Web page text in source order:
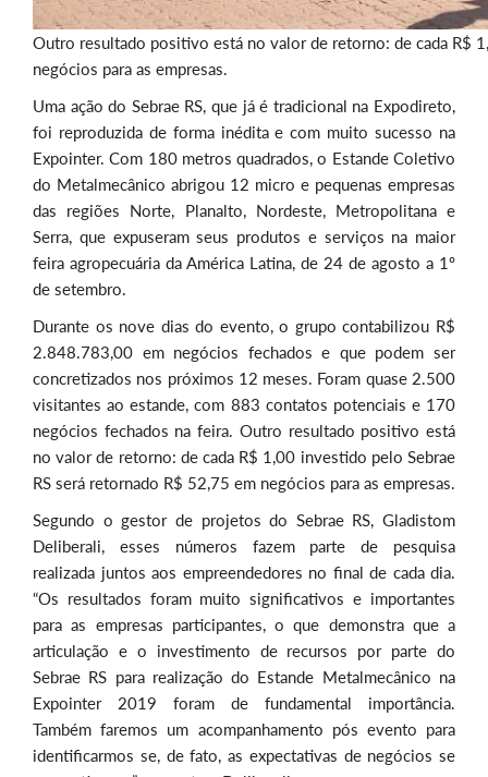
Outro resultado positivo está no valor de retorno: de cada R$
negócios para as empresas.
Uma ação do Sebrae RS, que já é tradicional na Expodireto,
foi reproduzida de forma inédita e com muito sucesso na
Expointer. Com 180 metros quadrados, o Estande Coletivo
do Metalmecânico abrigou 12 micro e pequenas empresas
das regiões Norte, Planalto, Nordeste, Metropolitana e
Serra, que expuseram seus produtos e serviços na maior
feira agropecuária da América Latina, de 24 de agosto a 1º
de setembro.
Durante os nove dias do evento, o grupo contabilizou R$
2.848.783,00 em negócios fechados e que podem ser
concretizados nos próximos 12 meses. Foram quase 2.500
visitantes ao estande, com 883 contatos potenciais e 170
negócios fechados na feira. Outro resultado positivo está
no valor de retorno: de cada R$ 1,00 investido pelo Sebrae
RS será retornado R$ 52,75 em negócios para as empresas.
Segundo o gestor de projetos do Sebrae RS, Gladistom
Deliberali, esses números fazem parte de pesquisa
realizada juntos aos empreendedores no final de cada dia.
“Os resultados foram muito significativos e importantes
para as empresas participantes, o que demonstra que a
articulação e o investimento de recursos por parte do
Sebrae RS para realização do Estande Metalmecânico na
Expointer 2019 foram de fundamental importância.
Também faremos um acompanhamento pós evento para
identificarmos se, de fato, as expectativas de negócios se